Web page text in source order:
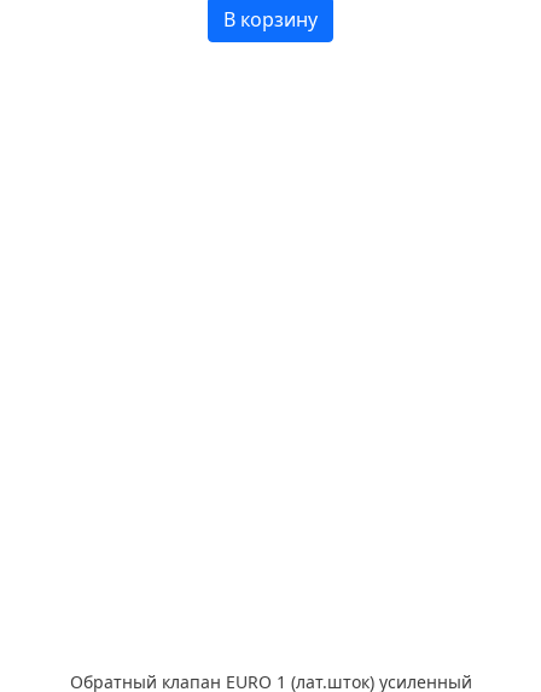
В корзину
Обратный клапан EURO 1 (лат.шток) усиленный